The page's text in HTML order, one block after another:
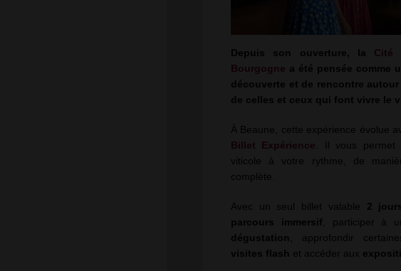
Depuis son ouverture, la Cité
Bourgogne a été pensée comme
découverte et de rencontre
de celles et ceux qui font vivre le
À Beaune, cette expérience évolue
Billet Expérience . Il vous permet
viticole à votre rythme, de
complète.
Avec un seul billet valable 2
parcours immersif , participer à
dégustation
, approfondir
visites flash et accéder aux